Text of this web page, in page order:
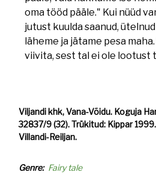
oma tööd pääle." Kui nüüd
jutust kuulda saanud,
läheme ja jätame pesa
viivita, sest tal ei ole lootust
Viljandi khk, Vana-Võidu. Koguja
32837/9 (32). Trükitud: Kippar
Villandi-Reiljan.
Genre Fairy tale